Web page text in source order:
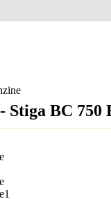
BC 750